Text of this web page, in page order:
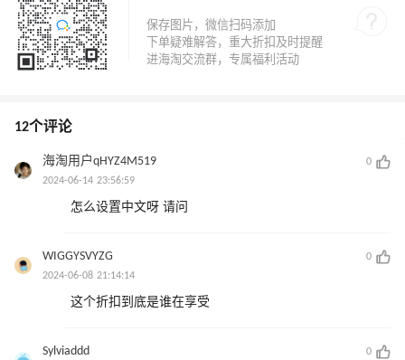
12个评论
海淘用户qHYZ4M519
0
2024-06-14 23:56:59
怎么设置中文呀 请问
WIGGYSVYZG
0
2024-06-08 21:14:14
这个折扣到底是谁在享受
Sylviaddd
0